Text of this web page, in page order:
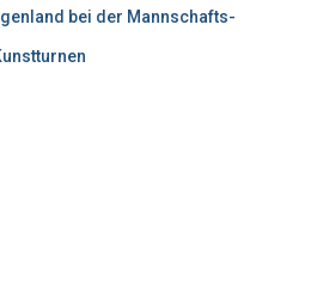
bei der Mannschafts-